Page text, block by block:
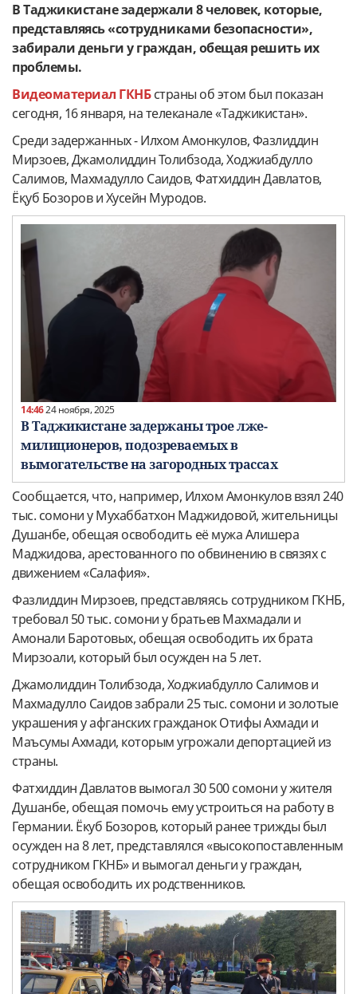
В Таджикистане задержали 8 человек, которые,
представляясь «сотрудниками безопасности»,
забирали деньги у граждан, обещая решить их
проблемы.
Видеоматериал ГКНБстраны об этом был показан
сегодня, 16 января, на телеканале «Таджикистан».
Среди задержанных - Илхом Амонкулов, Фазлиддин
Мирзоев, Джамолиддин Толибзода, Ходжиабдулло
Салимов, Махмадулло Саидов, Фатхиддин Давлатов,
Ёқуб Бозоров и Хусейн Муродов.
14:4624 ноября, 2025
В Таджикистане задержаны трое лже-
милиционеров, подозреваемых в
вымогательстве на загородных трассах
Сообщается, что, например, Илхом Амонкулов взял 240
тыс. сомони у Мухаббатхон Маджидовой, жительницы
Душанбе, обещая освободить её мужа Алишера
Маджидова, арестованного по обвинению в связях с
движением «Салафия».
Фазлиддин Мирзоев, представляясь сотрудником ГКНБ,
требовал 50 тыс. сомони у братьев Махмадали и
Амонали Баротовых, обещая освободить их брата
Мирзоали, который был осужден на 5 лет.
Джамолиддин Толибзода, Ходжиабдулло Салимов и
Махмадулло Саидов забрали 25 тыс. сомони и золотые
украшения у афганских гражданок Отифы Ахмади и
Маъсумы Ахмади, которым угрожали депортацией из
страны.
Фатхиддин Давлатов вымогал 30 500 сомони у жителя
Душанбе, обещая помочь ему устроиться на работу в
Германии. Ёкуб Бозоров, который ранее трижды был
осужден на 8 лет, представлялся «высокопоставленным
сотрудником ГКНБ» и вымогал деньги у граждан,
обещая освободить их родственников.